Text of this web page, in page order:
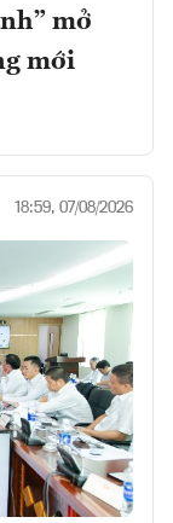
mở
mới
18:59, 07/08/2026